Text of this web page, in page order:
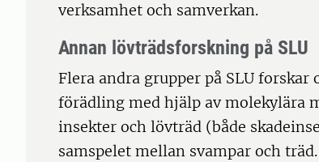
verksamhet och samverkan.
Annan lövträdsforskning på SLU
Flera andra grupper på SLU
förädling med hjälp av molekylära
insekter och lövträd (både
samspelet mellan svampar och träd.